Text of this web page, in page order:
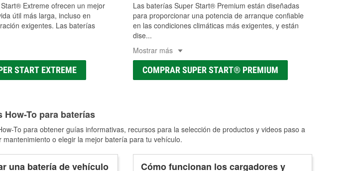
Extreme ofrecen un mejor
útil más larga, incluso en
exigentes. Las baterías
START EXTREME
Las baterías Super Start® Premium están diseñadas
para proporcionar una potencia de arranque confiable
en las condiciones climáticas más exigentes, y están
dise...
Mostrar más
COMPRAR SUPER START® PREMIUM
How-To para baterías
To para obtener guías informativas, recursos para la selección de productos y videos paso a
o elegir la mejor batería para tu vehículo.
una batería de vehículo Cómo funcionan los cargadores y